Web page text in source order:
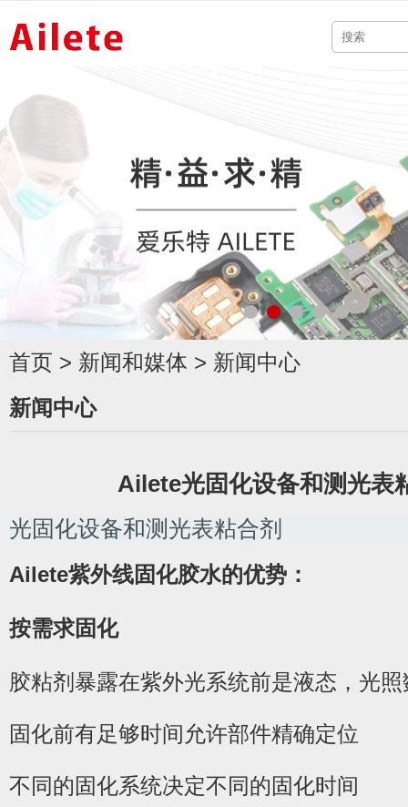
首页 > 新闻和媒体 > 新闻中心
新闻中心
Ailete光固化设备和测光表
光固化设备和测光表粘合剂
Ailete紫外线固化胶水的优势：
按需求固化
胶粘剂暴露在紫外光系统前是液态，光
固化前有足够时间允许部件精确定位
不同的固化系统决定不同的固化时间